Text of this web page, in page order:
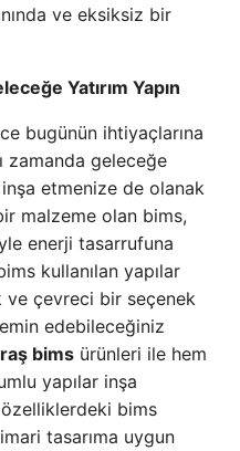
ve eksiksiz bir
Yatırım Yapın
bugünün ihtiyaçlarına
zamanda geleceğe
etmenize de olanak
malzeme olan bims,
enerji tasarrufuna
kullanılan yapılar
ve çevreci bir seçenek
edebileceğiniz
bims ürünleri ile hem
yapılar inşa
bims
tasarıma uygun